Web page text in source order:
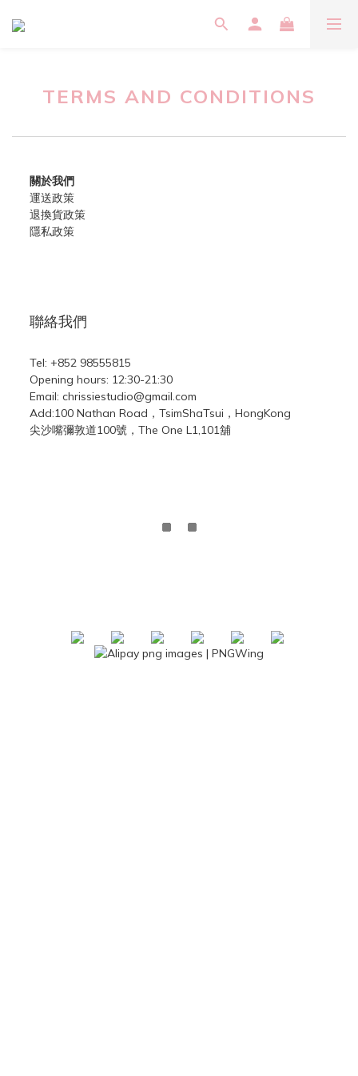
TERMS AND CONDITIONS
關於我們
運送政策
退換貨政策
隱私政策
聯絡我們
Tel: +852 98555815
Opening hours: 12:30-21:30
Email: chrissiestudio@gmail.com
Add:100 Nathan Road，TsimShaTsui，HongKong
尖沙嘴彌敦道100號，The One L1,101舖